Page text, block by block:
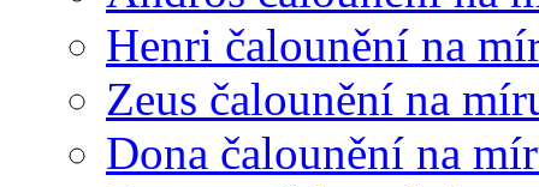
Henri čalounění na
Zeus čalounění na
Dona čalounění na